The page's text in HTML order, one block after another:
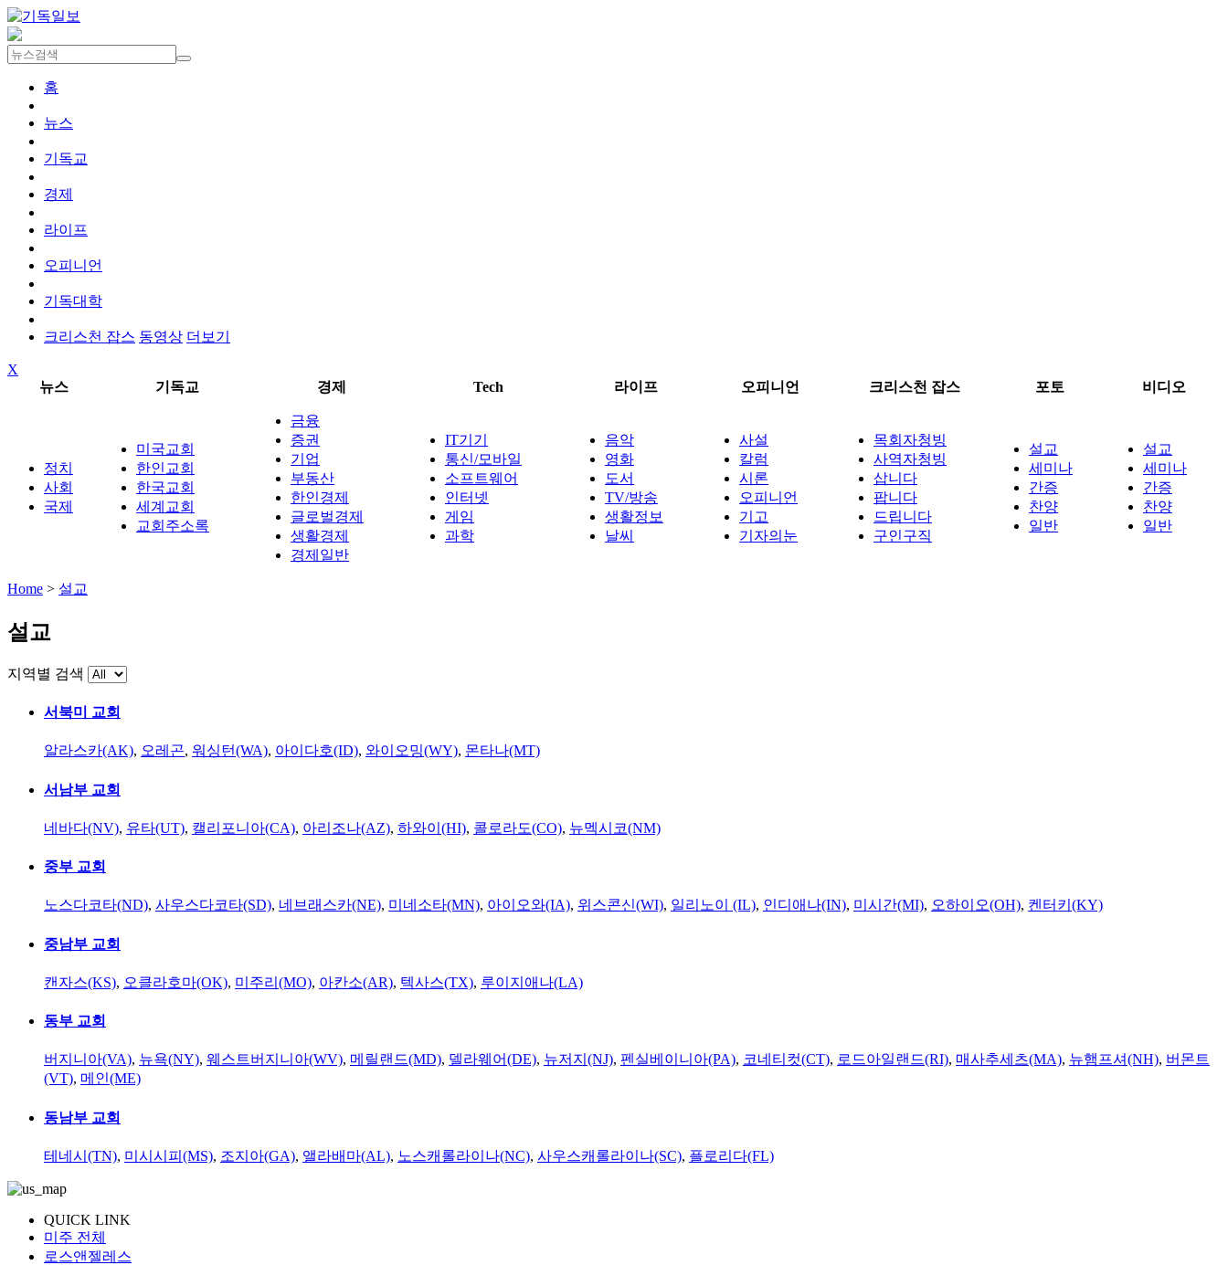
홈
뉴스
기독교
경제
라이프
오피니언
기독대학
크리스천 잡스 동영상 더보기
X
뉴스
기독교 경제 Tech 라이프 오피니언 크리스천 잡스 포토 비디오
정치
사회
국제
미국교회
한인교회
한국교회
세계교회
교회주소록
금융
증권
기업
부동산
한인경제
글로벌경제
생활경제
경제일반
IT기기
통신/모바일
소프트웨어
인터넷
게임
과학
음악
영화
도서
TV/방송
생활정보
날씨
사설
칼럼
시론
오피니언
기고
기자의눈
목회자청빙
사역자청빙
삽니다
팝니다
드립니다
구인구직
설교
세미나
간증
찬양
일반
설교
세미나
간증
찬양
일반
Home > 설교
설교
지역별 검색
서북미 교회
알라스카(AK), 오레곤, 워싱턴(WA), 아이다호(ID), 와이오밍(WY), 몬타나(MT)
서남부 교회
네바다(NV), 유타(UT), 캘리포니아(CA), 아리조나(AZ), 하와이(HI), 콜로라도(CO), 뉴멕시코(NM)
중부 교회
노스다코타(ND), 사우스다코타(SD), 네브래스카(NE), 미네소타(MN), 아이오와(IA), 위스콘신(WI), 일리노이 (IL), 인디애나(IN), 미시간(MI), 오하이오(OH), 켄터키(KY)
중남부 교회
캔자스(KS), 오클라호마(OK), 미주리(MO), 아칸소(AR), 텍사스(TX), 루이지애나(LA)
동부 교회
버지니아(VA), 뉴욕(NY), 웨스트버지니아(WV), 메릴랜드(MD), 델라웨어(DE), 뉴저지(NJ), 펜실베이니아(PA), 코네티컷(CT), 로드아일랜드(RI), 매사추세츠(MA), 뉴햄프셔(NH), 버몬트
(VT), 메인(ME)
동남부 교회
테네시(TN), 미시시피(MS), 조지아(GA), 앨라배마(AL), 노스캐롤라이나(NC), 사우스캐롤라이나(SC), 플로리다(FL)
QUICK LINK
미주 전체
로스앤젤레스